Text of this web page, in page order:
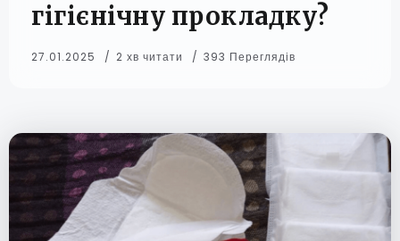
гігієнічну прокладку?
27.01.2025 2 хв читати 393 Переглядів